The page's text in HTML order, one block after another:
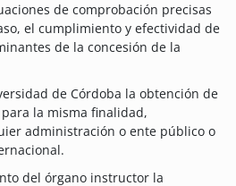
de comprobación precisas
el cumplimiento y efectividad de
de la concesión de la
de Córdoba la obtención de
la misma finalidad,
administración o ente público o
del órgano instructor la